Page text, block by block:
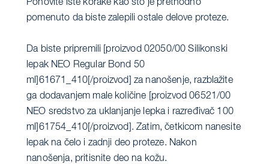
Ponovite iste korake kao što je prethodno
pomenuto da biste zalepili ostale delove proteze.
Da biste pripremili [proizvod 02050/00 Silikonski
lepak NEO Regular Bond 50
ml]61671_410[/proizvod] za nanošenje, razblažite
ga dodavanjem male količine [proizvod 06521/00
NEO sredstvo za uklanjanje lepka i razređivač 100
ml]61754_410[/proizvod]. Zatim, četkicom nanesite
lepak na čelo i zadnji deo proteze. Nakon
nanošenja, pritisnite deo na kožu.